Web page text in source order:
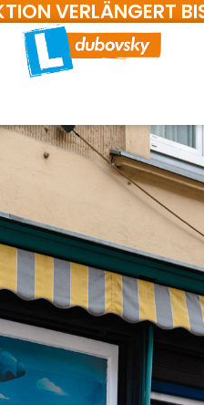
VERLÄNGERT